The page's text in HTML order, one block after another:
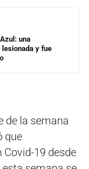
una
y fue
de la semana
que
19 desde